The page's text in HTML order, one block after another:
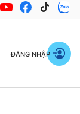
ĐĂNG NHẬP